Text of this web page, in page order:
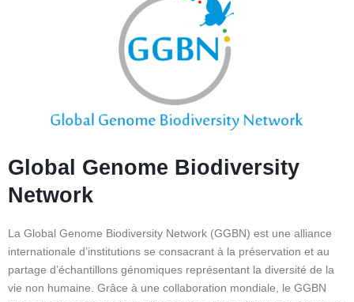
Global Genome Biodiversity
Network
La Global Genome Biodiversity Network (GGBN) est une alliance
internationale d’institutions se consacrant à la préservation et au
partage d’échantillons génomiques représentant la diversité de la
vie non humaine. Grâce à une collaboration mondiale, le GGBN